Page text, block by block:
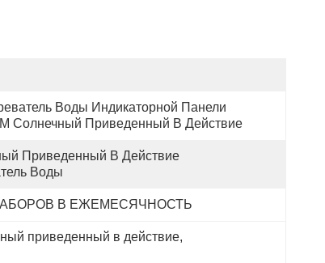
Воды Индикаторной Панели
Солнечный Приведенный В Действие
Приведенный В Действие
Воды
В ЕЖЕМЕСЯЧНОСТЬ
приведенный в действие,